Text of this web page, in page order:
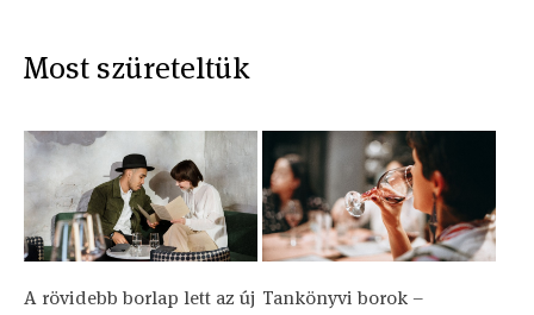
Most szüreteltük
A rövidebb borlap lett az új Tankönyvi borok –